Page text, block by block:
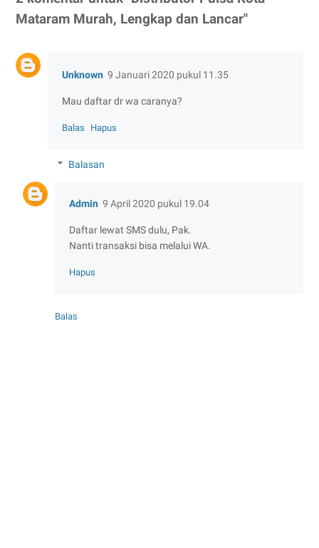
Mataram Murah, Lengkap dan Lancar"
Unknown 9 Januari 2020 pukul 11.35
Mau daftar dr wa caranya?
Balas Hapus
Balasan
Admin 9 April 2020 pukul 19.04
Daftar lewat SMS dulu, Pak.
Nanti transaksi bisa melalui WA.
Hapus
Balas